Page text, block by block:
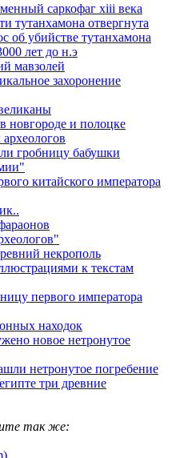
саркофаг xiii века
тутанхамона отвергнута
об убийстве тутанхамона
лет до н.э
мавзолей
захоронение
новгороде и полоцке
гробницу бабушки
китайского императора
некрополь
к текстам
первого императора
находок
новое нетронутое
нетронутое погребение
три древние
так же: